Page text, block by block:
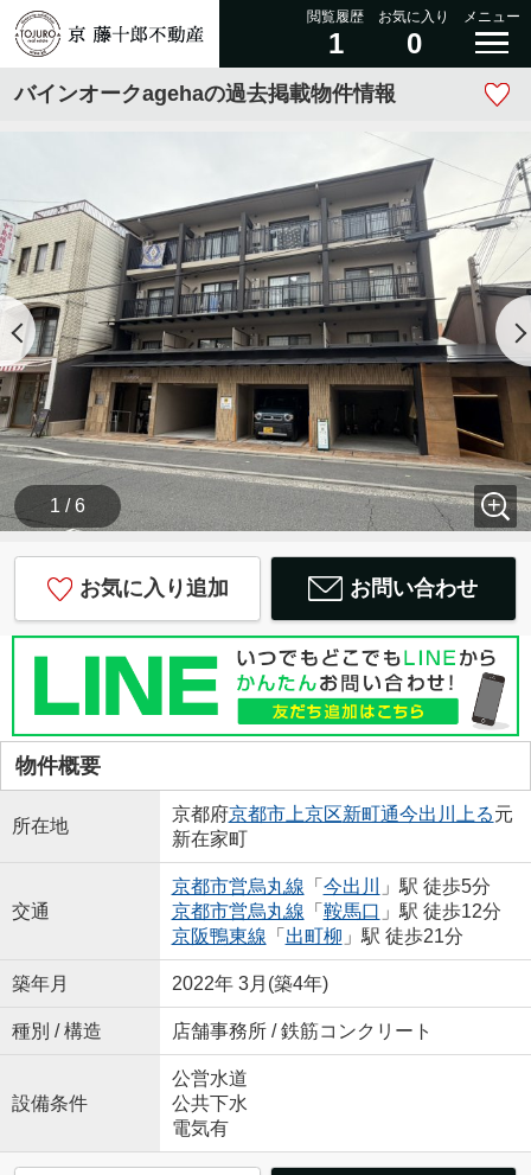
閲覧履歴
1
お気に入り
0
メニュー
バインオークagehaの過去掲載物件情報
1 / 6
お気に入り追加 お問い合わせ
物件概要
所在地
京都府京都市上京区新町通今出川上る元
新在家町
交通
京都市営烏丸線 「 今出川
」駅 徒歩5分
京都市営烏丸線 「 鞍馬口 」駅 徒歩12分
京阪鴨東線 「 出町柳 」駅 徒歩21分
築年月 2022年 3月(築4年)
種別 / 構造 店舗事務所 / 鉄筋コンクリート
設備条件
公営水道
公共下水
電気有